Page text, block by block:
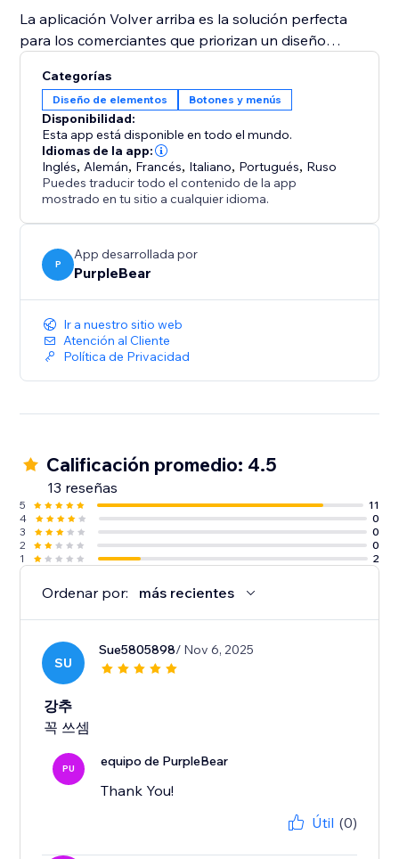
La aplicación Volver arriba es la solución perfecta
para los comerciantes que priorizan un diseño
experiencia de compra ofreciendo a los clientes una
forma fácil de volver al inicio de las páginas con
contenido extenso. Con opciones de diseño, icono y
activación de pantalla personalizables, Volver arriba
ofrece una experiencia personalizada que se alinea
con el estilo único de tu tienda, al tiempo que
aumenta la interacción y las tasas de conversión.
Categorías
Diseño de elementos Botones y menús
Disponibilidad:
Esta app está disponible en todo el mundo.
Idiomas de la app:
Inglés, Alemán, Francés, Italiano, Portugués, Ruso
Puedes traducir todo el contenido de la app
mostrado en tu sitio a cualquier idioma.
P
App desarrollada por
PurpleBear
Ir a nuestro sitio web
Atención al Cliente
Política de Privacidad
Calificación promedio: 4.5
13 reseñas
5
11
4
0
3
0
2
0
1
2
Ordenar por: más recientes
SU
Sue5805898/ Nov 6, 2025
강추
꼭 쓰셈
PU equipo de PurpleBear
Thank You!
Útil (0)